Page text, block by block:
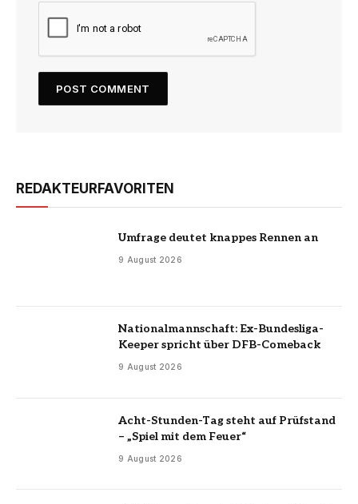
REDAKTEURFAVORITEN
Umfrage deutet knappes Rennen an
9 August 2026
Nationalmannschaft: Ex-Bundesliga-
Keeper spricht über DFB-Comeback
9 August 2026
Acht-Stunden-Tag steht auf Prüfstand
– „Spiel mit dem Feuer“
9 August 2026